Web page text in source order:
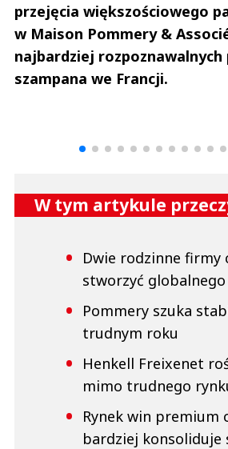
przejęcia większościowego
w Maison Pommery &
najbardziej
szampana we Francji.
W tym artykule
Dwie rodzinne firmy
stworzyć globalnego
Pommery szuka
trudnym roku
Henkell Freixenet
mimo trudnego
Rynek win premium
bardziej konsoliduje